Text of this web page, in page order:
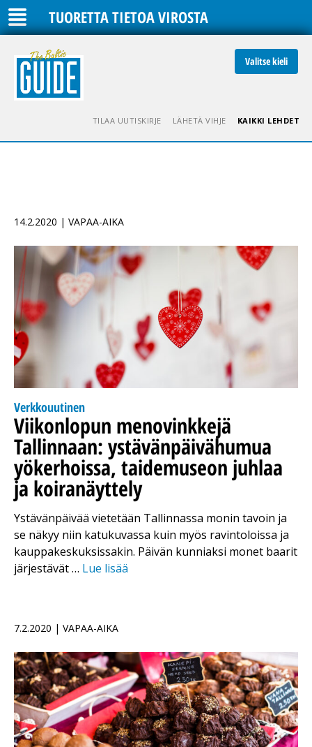
TUORETTA TIETOA VIROSTA
Valitse kieli
TILAA UUTISKIRJE LÄHETÄ VIHJE KAIKKI LEHDET
14.2.2020 | VAPAA-AIKA
Verkkouutinen
Viikonlopun menovinkkejä
Tallinnaan: ystävänpäivähumua
yökerhoissa, taidemuseon juhlaa
ja koiranäyttely
Ystävänpäivää vietetään Tallinnassa monin tavoin ja
se näkyy niin katukuvassa kuin myös ravintoloissa ja
kauppakeskuksissakin. Päivän kunniaksi monet baarit
järjestävät … Lue lisää
7.2.2020 | VAPAA-AIKA